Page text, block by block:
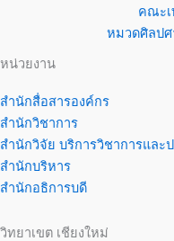
คณะ
หมวดศิลปศ
หน่วยงาน
สำนักสื่อสารองค์กร
สำนักวิชาการ
สำนักวิจัย บริการวิชาการแล
สำนักบริหาร
สำนักอธิการบดี
วิทยาเขต เชียงใหม่